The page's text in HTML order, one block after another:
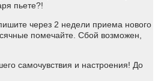
пьете?!
через 2 недели приема нового
помечайте. Сбой возможен,
самочувствия и настроения! До